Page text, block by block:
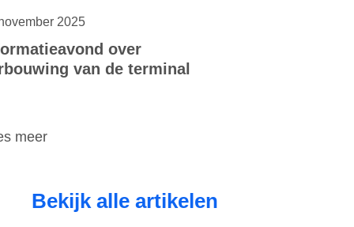
2025
over
van de terminal
meer
Bekijk alle artikelen